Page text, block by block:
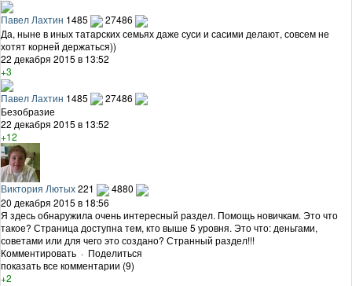
Павел Лахтин 1485
27486
Да, ныне в иных татарских семьях даже суси и сасими делают, совсем не
хотят корней держаться))
22 декабря 2015 в 13:52
+3
Павел Лахтин 1485
27486
Безобразие
22 декабря 2015 в 13:52
+12
Виктория Лютых221
4880
20 декабря 2015 в 18:56
Я здесь обнаружила очень интересный раздел. Помощь новичкам. Это что
такое? Страница доступна тем, кто выше 5 уровня. Это что: деньгами,
советами или для чего это создано? Странный раздел!!!
Комментировать · Поделиться
показать все комментарии (9)
+2